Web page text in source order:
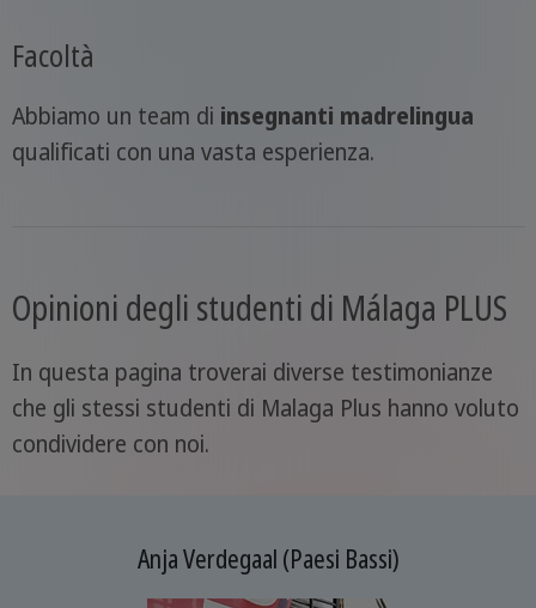
Facoltà
Abbiamo un team di insegnanti madrelingua
qualificati con una vasta esperienza.
Opinioni degli studenti di Málaga PLUS
In questa pagina troverai diverse testimonianze
che gli stessi studenti di Malaga Plus hanno voluto
condividere con noi.
Anja Verdegaal (Paesi Bassi)